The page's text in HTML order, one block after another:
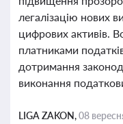
легалізацію нових
цифрових активів.
платниками
дотримання
виконання
LIGA ZAKON,08